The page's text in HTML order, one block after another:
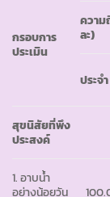
กรอบการ
ประเมิน
ความ
ละ)
ประจำ
สุขนิสัยที่พึง
ประสงค์
1. อาบน้ำ
อย่างน้อยวัน